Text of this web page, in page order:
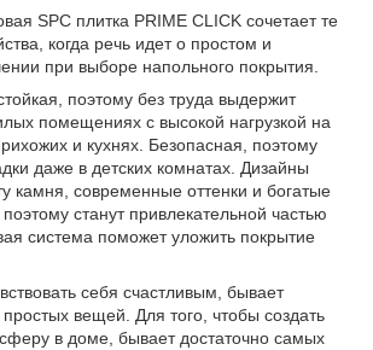
SPC плитка PRIME CLICK сочетает те
когда речь идет о простом и
при выборе напольного покрытия.
поэтому без труда выдержит
помещениях с высокой нагрузкой на
и кухнях. Безопасная, поэтому
даже в детских комнатах. Дизайны
камня, современные оттенки и богатые
станут привлекательной частью
система поможет уложить покрытие
себя счастливым, бывает
вещей. Для того, чтобы создать
в доме, бывает достаточно самых